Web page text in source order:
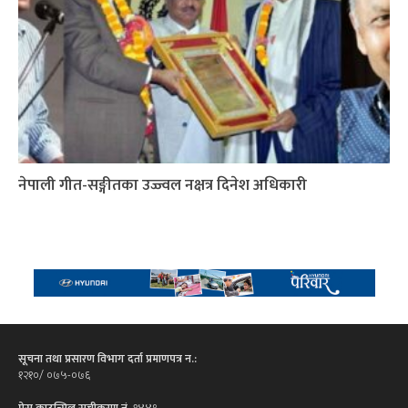
नेपाली गीत-सङ्गीतका उज्ज्वल नक्षत्र दिनेश अधिकारी
सूचना तथा प्रसारण विभाग दर्ता प्रमाणपत्र न.:
१२१०/ ०७५-०७६